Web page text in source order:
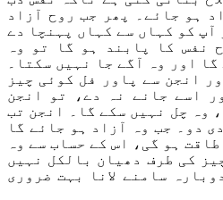
ہو جائے۔ پھر جب روح آزاد
آپ کو کہاں سے کہاں پہنچا دے
نفس کا پابند ہو گا تو وہ
اور وہ آگے جا نہیں سکتا۔
انجن سے پاور فل کوئی چیز
اسے جانے نہ دے، تو انجن
وہ چل نہیں سکے گا۔ انجن تب
دو۔ جب وہ
آزاد ہو جائے گا
ہو گی، اس کے حساب سے وہ
کی طرف دھیان بالکل نہیں
سامنے لانا بہت ضروری